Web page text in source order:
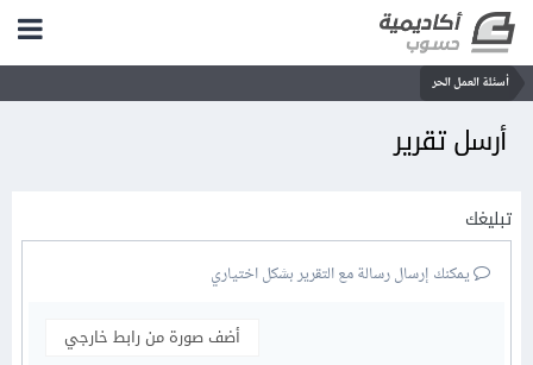
أسئلة العمل الحر
أرسل تقرير
تبليغك
يمكنك إرسال رسالة مع التقرير بشكل اختياري
أضف صورة من رابط خارجي